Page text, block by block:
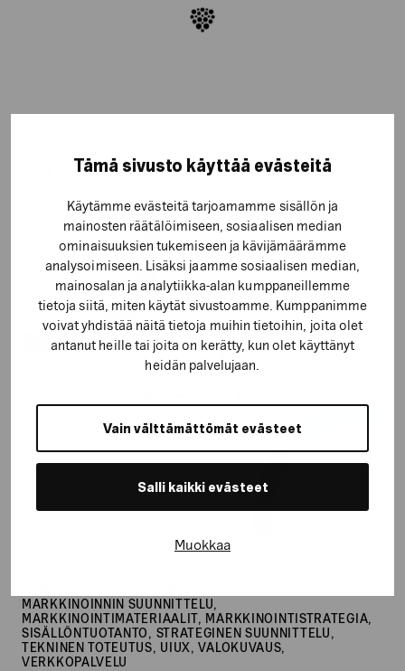
Tämä sivusto käyttää evästeitä
Käytämme evästeitä tarjoamamme sisällön ja
mainosten räätälöimiseen, sosiaalisen median
ominaisuuksien tukemiseen ja kävijämäärämme
analysoimiseen. Lisäksi jaamme sosiaalisen median,
mainosalan ja analytiikka-alan kumppaneillemme
tietoja siitä, miten käytät sivustoamme. Kumppanimme
voivat yhdistää näitä tietoja muihin tietoihin, joita olet
antanut heille tai joita on kerätty, kun olet käyttänyt
heidän palvelujaan.
Vain välttämättömät evästeet
Salli kaikki evästeet
Muokkaa
Strawberry
Osuuskunta
Tradeka
MARKKINOINNIN SUUNNITTELU,
MARKKINOINTIMATERIAALIT, MARKKINOINTISTRATEGIA,
SISÄLLÖNTUOTANTO, STRATEGINEN SUUNNITTELU,
TEKNINEN TOTEUTUS, UIUX, VALOKUVAUS,
VERKKOPALVELU